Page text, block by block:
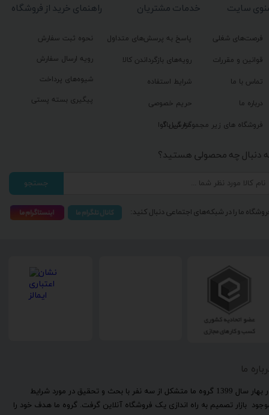
ما
​در بهار سال 1399 گروه ما متشکل از سه نفر با بحث و تحقیق در مورد شرایط
بازار تصمیم به راه اندازی یک فروشگاه آنلاین گرفت. گروه ما هدف خود را
راهنمای خرید از فروشگاه
نحوه ثبت سفارش
رویه ارسال سفارش
شیوه‌های پرداخت
پیگیری بسته پستی
خدمات مشتریان
پاسخ به پرسش‌های متداول
رویه‌های بازگرداندن کالا
شرایط استفاده
حریم خصوصی
گزارش باگ
سایت
فرصت‌های شغلی
قوانین و مقررات
تماس با ما
درباره ما
فروشگاه های زیر مجموعه گیل آوا
دنبال چه محصولی هستید؟
جستجو
ما را در شبکه‌های اجتماعی دنبال کنید: